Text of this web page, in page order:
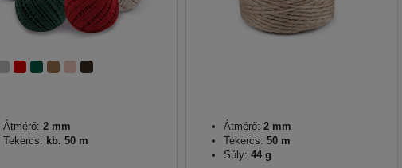
Átmérő: 2 mm
Tekercs: kb. 50 m
Átmérő: 2 mm
Tekercs: 50 m
Súly: 44 g